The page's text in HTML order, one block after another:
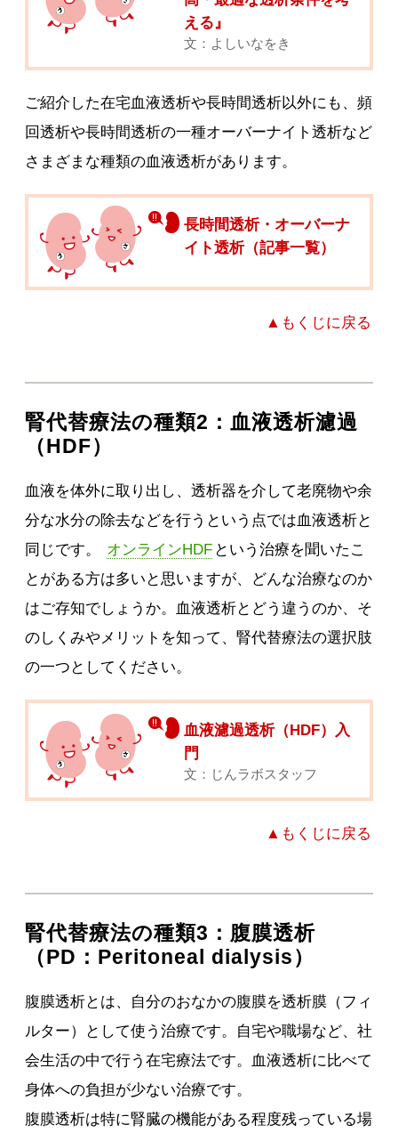
える』
文：よしいなをき
ご紹介した在宅血液透析や長時間透析以外にも、頻
回透析や長時間透析の一種オーバーナイト透析など
さまざまな種類の血液透析があります。
長時間透析・オーバーナ
イト透析（記事一覧）
▲もくじに戻る
腎代替療法の種類2：血液透析濾過
（HDF）
血液を体外に取り出し、透析器を介して老廃物や余
分な水分の除去などを行うという点では血液透析と
同じです。
オンラインHDF という治療を聞いたこ
とがある方は多いと思いますが、どんな治療なのか
はご存知でしょうか。血液透析とどう違うのか、そ
のしくみやメリットを知って、腎代替療法の選択肢
の一つとしてください。
血液濾過透析（HDF）入
門
文：じんラボスタッフ
▲もくじに戻る
腎代替療法の種類3：腹膜透析
（PD：Peritoneal dialysis）
腹膜透析とは、自分のおなかの腹膜を透析膜（フィ
ルター）として使う治療です。自宅や職場など、社
会生活の中で行う在宅療法です。血液透析に比べて
身体への負担が少ない治療です。
腹膜透析は特に腎臓の機能がある程度残っている場